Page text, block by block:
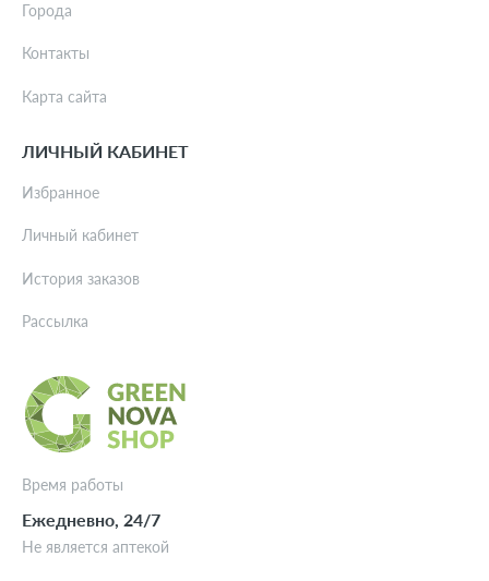
Время работы
Ежедневно, 24/7
Не является аптекой
Города
Контакты
Карта сайта
ЛИЧНЫЙ КАБИНЕТ
Избранное
Личный кабинет
История заказов
Рассылка